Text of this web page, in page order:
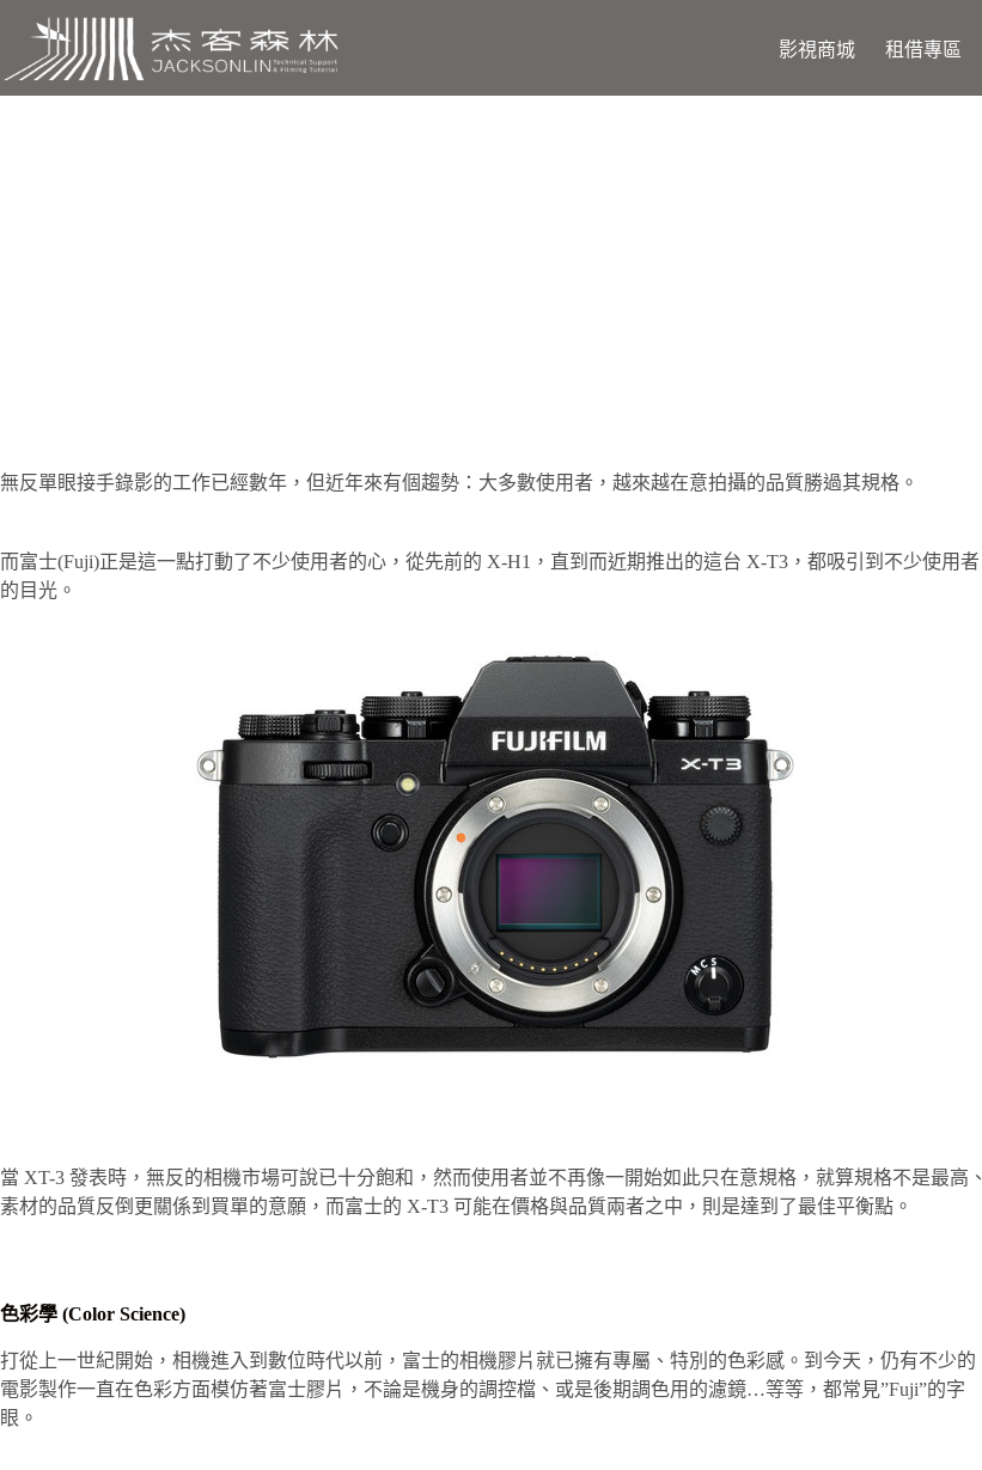
主
要
影視商城 租借專區
無反單眼接手錄影的工作已經數年，但近年來有個趨勢：大多數使用者，越來越在意拍攝的品質勝過其規格。
而富士(Fuji)正是這一點打動了不少使用者的心，從先前的 X-H1，直到而近期推出的這台 X-T3，都吸引到不少使用者
的目光。
當 XT-3 發表時，無反的相機市場可說已十分飽和，然而使用者並不再像一開始如此只在意規格，就算規格不是最高、
素材的品質反倒更關係到買單的意願，而富士的 X-T3 可能在價格與品質兩者之中，則是達到了最佳平衡點。
色彩學 (Color Science)
打從上一世紀開始，相機進入到數位時代以前，富士的相機膠片就已擁有專屬、特別的色彩感。到今天，仍有不少的
電影製作一直在色彩方面模仿著富士膠片，不論是機身的調控檔、或是後期調色用的濾鏡…等等，都常見”Fuji”的字
眼。